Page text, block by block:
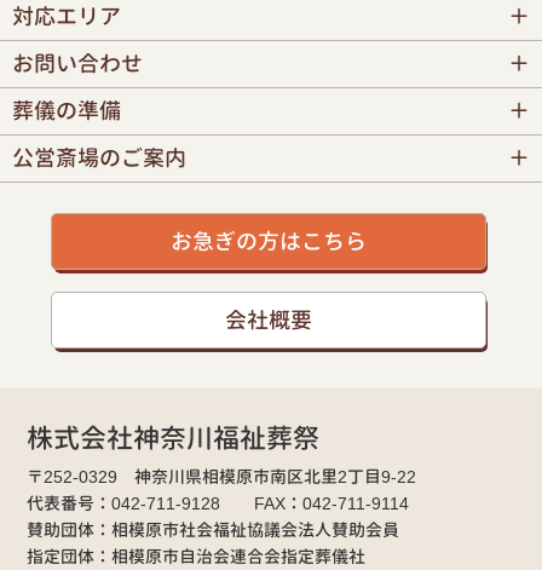
対応エリア
お問い合わせ
葬儀の準備
公営斎場のご案内
お急ぎの方はこちら
会社概要
株式会社神奈川福祉葬祭
〒252-0329 神奈川県相模原市南区北里2丁目9-22
代表番号：042-711-9128 FAX：042-711-9114
賛助団体：相模原市社会福祉協議会法人賛助会員
指定団体：相模原市自治会連合会指定葬儀社